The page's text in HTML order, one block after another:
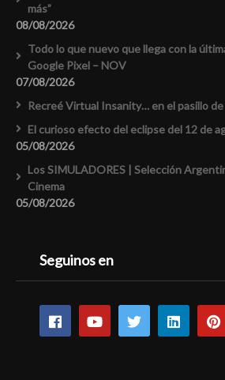
más”
08/08/2026
Todo lo que nuevo que llega con la
Google Pixel – NOV
07/08/2026
Recreé Virtual Insanity… en el pasillo de
El curioso efecto del eclipse del 12 de
05/08/2026
Los SIMULADORES | Selección
Cinema
05/08/2026
Seguinos en